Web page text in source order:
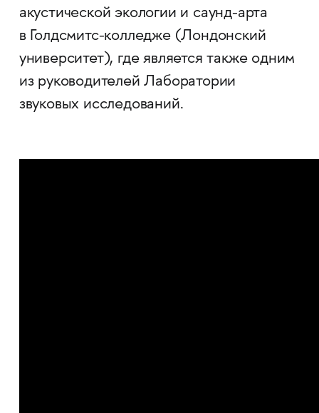
акустической экологии и саунд-арта
в Голдсмитс-колледже (Лондонский
университет), где является также одним
из руководителей Лаборатории
звуковых исследований.